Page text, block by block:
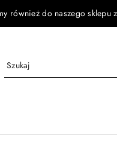
również do naszego sklepu